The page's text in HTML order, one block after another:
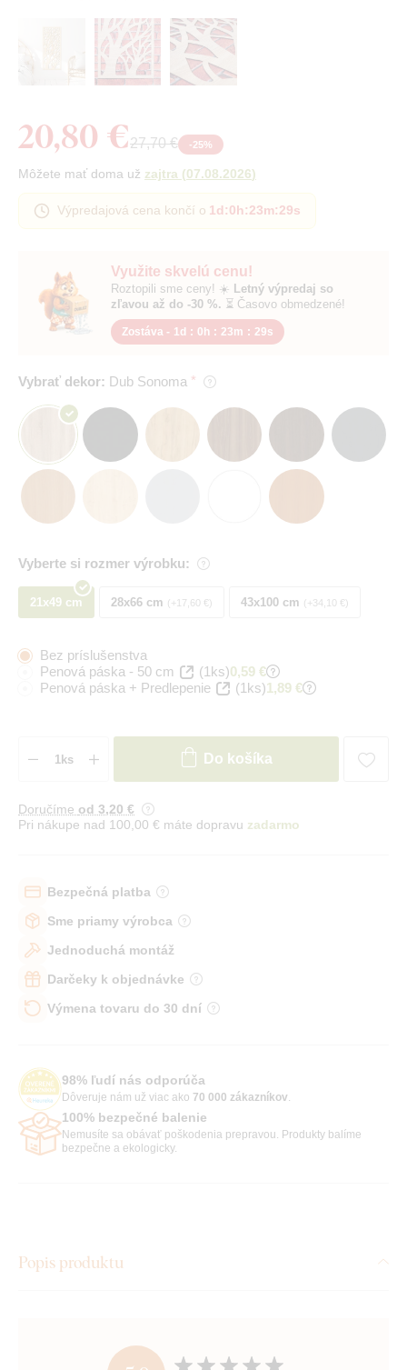
Využite skvelú cenu!
Roztopili sme ceny! ☀️ Letný výpredaj so
zľavou až do -30 %. ⏳ Časovo obmedzené!
Zostáva - 1d : 0h : 23m : 28s
Vybrať dekor: Dub Sonoma
Vyberte si rozmer výrobku:
21x49 cm 28x66 cm +17,60 € 43x100 cm +34,10 €
20,80 €27,70 € -25%
Môžete mať doma už zajtra (07.08.2026)
Výpredajová cena končí o 1d:0h:23m:28s
Bez príslušenstva
Penová páska - 50 cm
(1ks)0,59 €
Penová páska + Predlepenie
(1ks)1,89 €
Do košíka
Doručíme od 3,20 €
Pri nákupe nad 100,00 € máte dopravu zadarmo
Bezpečná platba
Sme priamy výrobca
Jednoduchá montáž
Darčeky k objednávke
Výmena tovaru do 30 dní
98% ľudí nás odporúča
Dôveruje nám už viac ako 70 000 zákazníkov.
100% bezpečné balenie
Nemusíte sa obávať poškodenia prepravou. Produkty balíme
bezpečne a ekologicky.
Popis produktu